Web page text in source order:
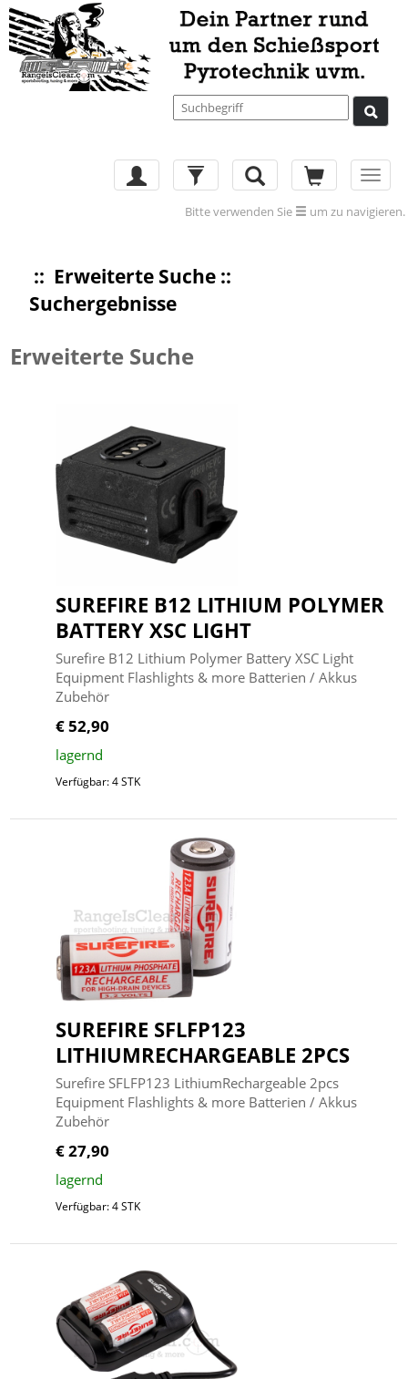
Bitte verwenden Sie um zu navigieren.
:: Erweiterte Suche ::
Suchergebnisse
Erweiterte Suche
SUREFIRE B12 LITHIUM POLYMER
BATTERY XSC LIGHT
Surefire B12 Lithium Polymer Battery XSC Light
Equipment Flashlights & more Batterien / Akkus
Zubehör
€ 52,90
lagernd
Verfügbar: 4 STK
SUREFIRE SFLFP123
LITHIUMRECHARGEABLE 2PCS
Surefire SFLFP123 LithiumRechargeable 2pcs
Equipment Flashlights & more Batterien / Akkus
Zubehör
€ 27,90
lagernd
Verfügbar: 4 STK